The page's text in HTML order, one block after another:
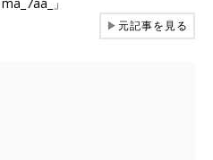
▶元記事を見る